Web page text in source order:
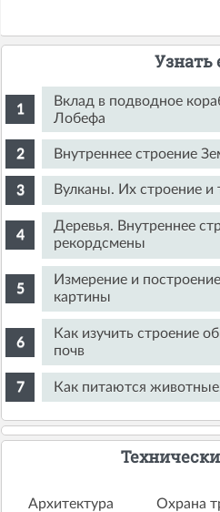
Узнать
Вклад в подводное
Лобефа
Внутреннее строение
Вулканы. Их строение и
Деревья. Внутреннее
рекордсмены
Измерение и
картины
Как изучить строение
почв
Как питаются
Архитектура
Охрана